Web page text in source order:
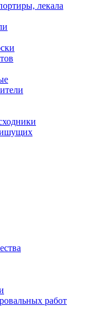
лекала
работ